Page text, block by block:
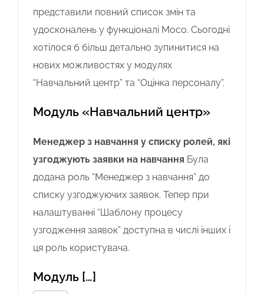
представили повний список змін та
удосконалень у функціоналі Moco. Сьогодні
хотілося б більш детально зупинитися на
нових можливостях у модулях
“Навчальний центр” та “Оцінка персоналу”.
Модуль «Навчальний центр»
Менеджер з навчання у списку ролей, які
узгоджують заявки на навчання Була
додана роль “Менеджер з навчання” до
списку узгоджуючих заявок. Тепер при
налаштуванні “Шаблону процесу
узгодження заявок” доступна в числі інших і
ця роль користувача.
Модуль […]